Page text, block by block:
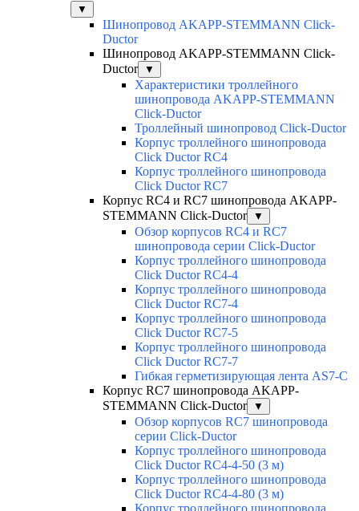
▼
Шинопровод AKAPP-STEMMANN Click-
Ductor
Шинопровод AKAPP-STEMMANN Click-
Ductor
▼
Характеристики троллейного
шинопровода AKAPP-STEMMANN
Click-Ductor
Троллейный шинопровод Click-Ductor
Корпус троллейного шинопровода
Click Ductor RC4
Корпус троллейного шинопровода
Click Ductor RC7
Корпус RC4 и RC7 шинопровода AKAPP-
STEMMANN Click-Ductor
▼
Обзор корпусов RC4 и RC7
шинопровода серии Click-Ductor
Корпус троллейного шинопровода
Click Ductor RC4-4
Корпус троллейного шинопровода
Click Ductor RC7-4
Корпус троллейного шинопровода
Click Ductor RC7-5
Корпус троллейного шинопровода
Click Ductor RC7-7
Гибкая герметизирующая лента AS7-C
Корпус RC7 шинопровода AKAPP-
STEMMANN Click-Ductor
▼
Обзор корпусов RC7 шинопровода
серии Click-Ductor
Корпус троллейного шинопровода
Click Ductor RC4-4-50 (3 м)
Корпус троллейного шинопровода
Click Ductor RC4-4-80 (3 м)
Корпус троллейного шинопровода